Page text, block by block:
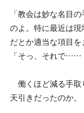
「教会は妙な名目
のよ。特に最近は
だとか適当な項目を
「そっ、それで……
働くほど減る手取
天引きだったのか。